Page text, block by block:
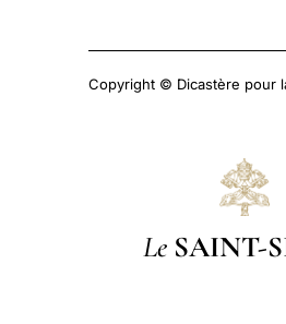
Copyright © Dicastère pour
Le SAINT-